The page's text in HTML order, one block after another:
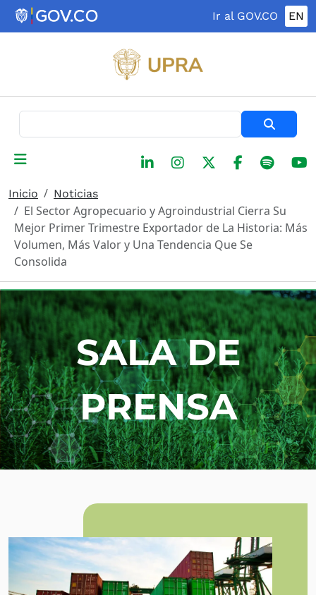
Pasar al contenido principal
Ir al GOV.CO EN
Inicio Noticias
El Sector Agropecuario y Agroindustrial Cierra Su
Mejor Primer Trimestre Exportador de La Historia: Más
Volumen, Más Valor y Una Tendencia Que Se
Consolida
SALA DE
PRENSA